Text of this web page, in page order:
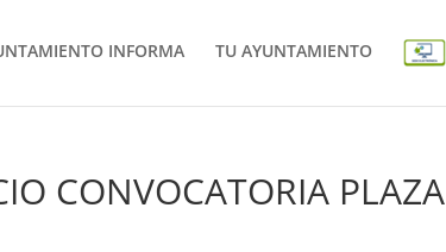
INFORMA TU AYUNTAMIENTO
CONVOCATORIA PLAZA